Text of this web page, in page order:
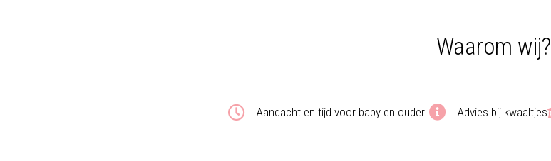
Waarom wij?
Aandacht en tijd voor baby en ouder. Advies bij kwaaltjes